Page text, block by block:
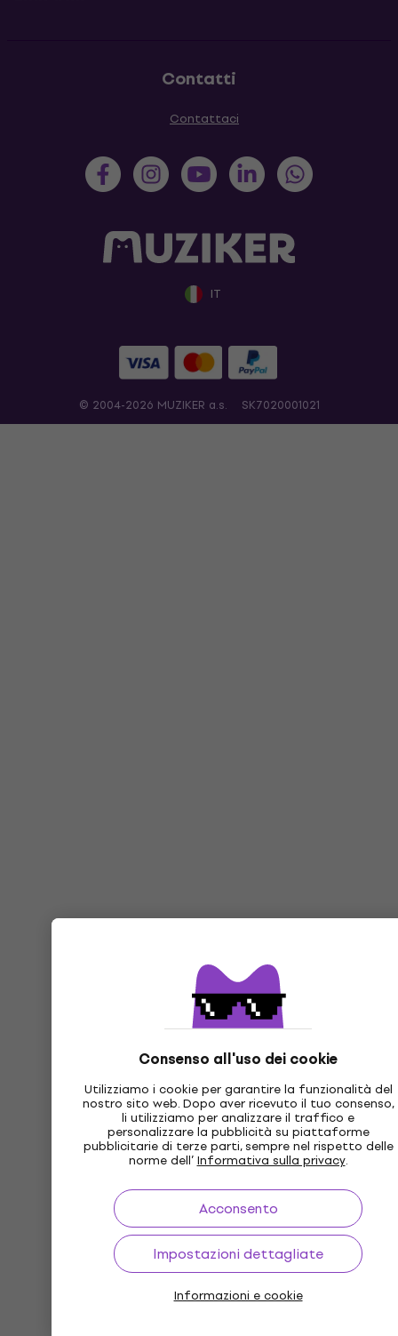
Consenso all'uso dei cookie
Utilizziamo i cookie per garantire la funzionalità del
nostro sito web. Dopo aver ricevuto il tuo consenso,
li utilizziamo per analizzare il traffico e
personalizzare la pubblicità su piattaforme
pubblicitarie di terze parti, sempre nel rispetto delle
norme dell’Informativa sulla privacy.
Acconsento
Impostazioni dettagliate
Informazioni e cookie
Contatti
Contattaci
IT
© 2004-2026 MUZIKER a.s. SK7020001021